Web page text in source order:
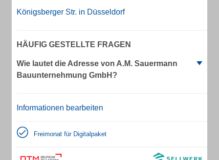
Königsberger Str. in Düsseldorf
HÄUFIG GESTELLTE FRAGEN
Wie lautet die Adresse von A.M. Sauermann
Bauunternehmung GmbH?
Informationen bearbeiten
Freimonat für Digitalpaket